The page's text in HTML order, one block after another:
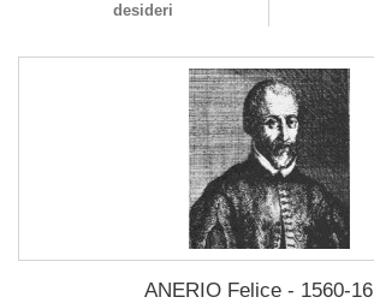
desideri
ANERIO Felice - 1560-